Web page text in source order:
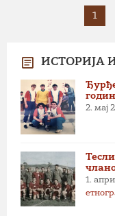
Пагинација
1
ИСТОРИЈА
2. мај
1.